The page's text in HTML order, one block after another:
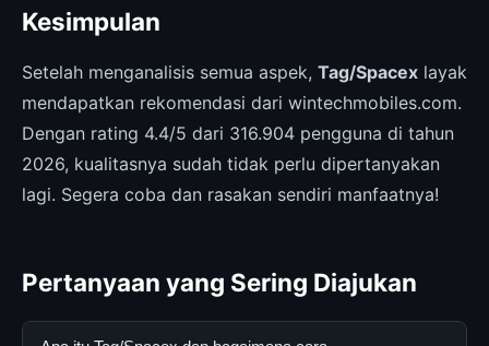
Kesimpulan
Setelah menganalisis semua aspek, Tag/Spacex layak
mendapatkan rekomendasi dari wintechmobiles.com.
Dengan rating 4.4/5 dari 316.904 pengguna di tahun
2026, kualitasnya sudah tidak perlu dipertanyakan
lagi. Segera coba dan rasakan sendiri manfaatnya!
Pertanyaan yang Sering Diajukan